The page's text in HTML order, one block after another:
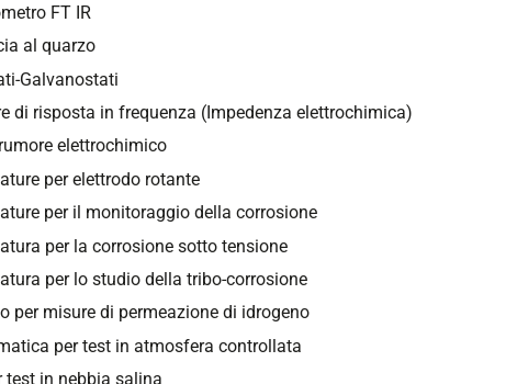
FT IR
al quarzo
Galvanostati
di risposta in frequenza (Impedenza elettrochimica)
elettrochimico
per elettrodo rotante
per il monitoraggio della corrosione
per la corrosione sotto tensione
per lo studio della tribo-corrosione
per misure di permeazione di idrogeno
per test in atmosfera controllata
test in nebbia salina